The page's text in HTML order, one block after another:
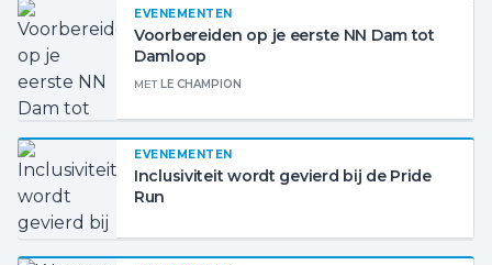
EVENEMENTEN
Voorbereiden op je eerste NN Dam tot
Damloop
METLE CHAMPION
EVENEMENTEN
Inclusiviteit wordt gevierd bij de Pride
Run